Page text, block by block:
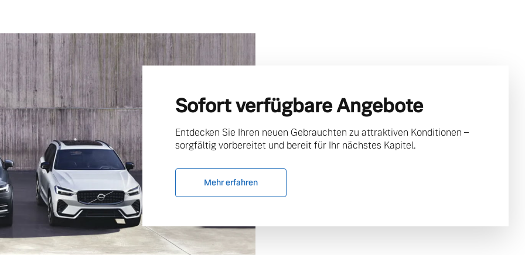
Sofort verfügbare Angebote
Entdecken Sie Ihren neuen Gebrauchten zu attraktiven Konditionen –
sorgfältig vorbereitet und bereit für Ihr nächstes Kapitel.
Mehr erfahren